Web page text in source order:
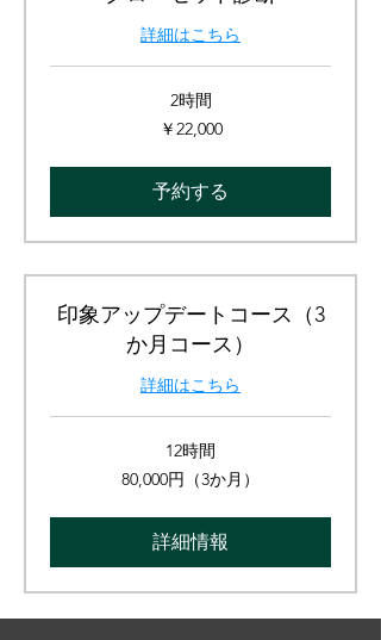
詳細はこちら
2時間
￥22,000
予約する
印象アップデートコース（3
か月コース）
詳細はこちら
12時間
か
80,000円（3か月）
詳細情報